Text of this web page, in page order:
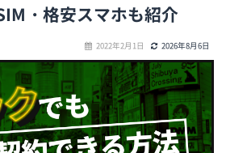
・格安スマホも紹介
2022年2月1日 2026年8月6日